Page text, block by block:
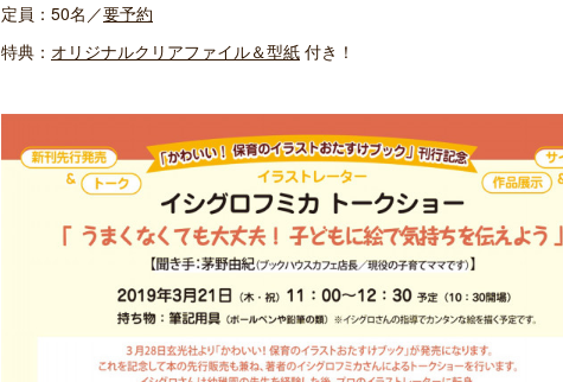
定員：50名／要予約
特典： オリジナルクリアファイル＆型紙 付き！